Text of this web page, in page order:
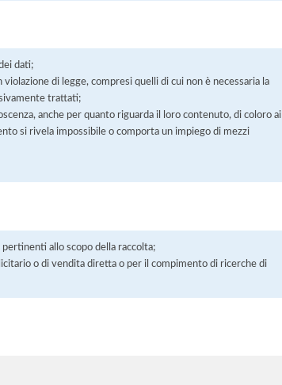
dati;
di legge, compresi quelli di cui non è necessaria la
trattati;
anche per quanto riguarda il loro contenuto, di coloro ai
si rivela impossibile o comporta un impiego di mezzi
allo scopo della raccolta;
o di vendita diretta o per il compimento di ricerche di